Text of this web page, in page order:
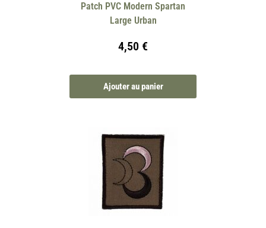
Patch PVC Modern Spartan
Large Urban
4,50 €
Ajouter au panier